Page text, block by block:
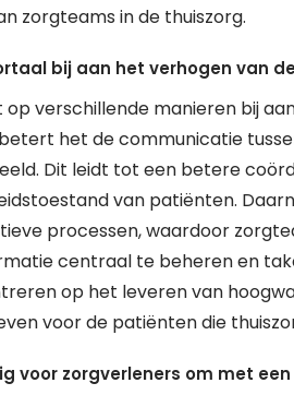
zorgteams in de thuiszorg.
bij aan het verhogen van
verschillende manieren bij
het de communicatie
Dit leidt tot een betere
van patiënten.
processen, waardoor
centraal te beheren en
op het leveren van
voor de patiënten die
voor zorgverleners om met